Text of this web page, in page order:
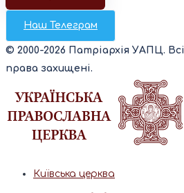
Наш Телеграм
© 2000-2026 Патріархія УАПЦ. Всі
права захищені.
Київська церква